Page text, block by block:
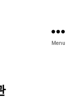
Menu